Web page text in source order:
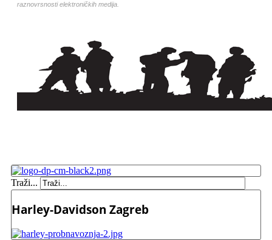
raznovrsnosti elektroničkih medija.
Traži...
Harley-Davidson Zagreb